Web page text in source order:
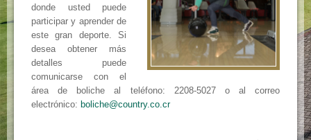
donde usted puede
participar y aprender de
este gran deporte. Si
desea obtener más
detalles puede
comunicarse con el
área de boliche al teléfono: 2208-5027 o al correo
electrónico: boliche@country.co.cr